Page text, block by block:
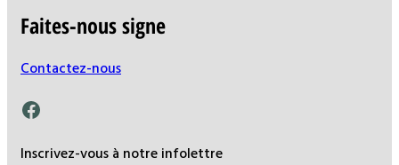
Faites-nous signe
Contactez-nous
Facebook
Inscrivez-vous à notre infolettre